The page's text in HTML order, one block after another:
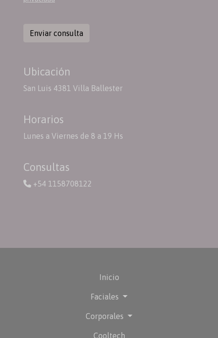
Enviar consulta
Ubicación
San Luis 4381 Villa Ballester
Horarios
Lunes a Viernes de 8 a 19 Hs
Consultas
+54 1158708122
Inicio
Faciales
Corporales
Cooltech